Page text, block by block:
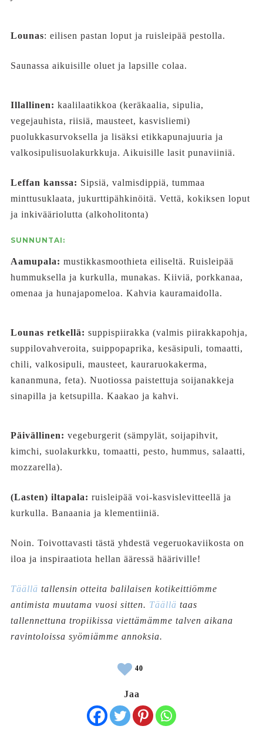
Lounas: eilisen pastan loput ja ruisleipää pestolla.
Saunassa aikuisille oluet ja lapsille colaa.
Illallinen: kaalilaatikkoa (keräkaalia, sipulia,
vegejauhista, riisiä, mausteet, kasvisliemi)
puolukkasurvoksella ja lisäksi etikkapunajuuria ja
valkosipulisuolakurkkuja. Aikuisille lasit punaviiniä.
Leffan kanssa: Sipsiä, valmisdippiä, tummaa
minttusuklaata, jukurttipähkinöitä. Vettä, kokiksen loput
ja inkivääriolutta (alkoholitonta)
SUNNUNTAI:
Aamupala: mustikkasmoothieta eiliseltä. Ruisleipää
hummuksella ja kurkulla, munakas. Kiiviä, porkkanaa,
omenaa ja hunajapomeloa. Kahvia kauramaidolla.
Lounas retkellä: suppispiirakka (valmis piirakkapohja,
suppilovahveroita, suippopaprika, kesäsipuli, tomaatti,
chili, valkosipuli, mausteet, kauraruokakerma,
kananmuna, feta). Nuotiossa paistettuja soijanakkeja
sinapilla ja ketsupilla. Kaakao ja kahvi.
Päivällinen: vegeburgerit (sämpylät, soijapihvit,
kimchi, suolakurkku, tomaatti, pesto, hummus, salaatti,
mozzarella).
(Lasten) iltapala: ruisleipää voi-kasvislevitteellä ja
kurkulla. Banaania ja klementiiniä.
Noin. Toivottavasti tästä yhdestä vegeruokaviikosta on
iloa ja inspiraatiota hellan ääressä hääriville!
Täällä tallensin otteita balilaisen kotikeittiömme
antimista muutama vuosi sitten. Täällä taas
tallennettuna tropiikissa viettämämme talven aikana
ravintoloissa syömiämme annoksia.
40
Jaa